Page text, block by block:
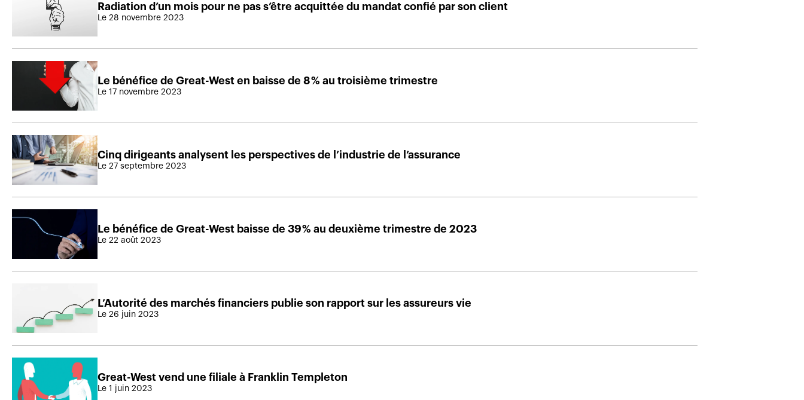
Radiation d’un mois pour ne pas s’être acquittée du mandat confié par son client
Le 28 novembre 2023
Le bénéfice de Great-West en baisse de 8 % au troisième trimestre
Le 17 novembre 2023
Cinq dirigeants analysent les perspectives de l’industrie de l’assurance
Le 27 septembre 2023
Le bénéfice de Great-West baisse de 39 % au deuxième trimestre de 2023
Le 22 août 2023
L’Autorité des marchés financiers publie son rapport sur les assureurs vie
Le 26 juin 2023
Great-West vend une filiale à Franklin Templeton
Le 1 juin 2023